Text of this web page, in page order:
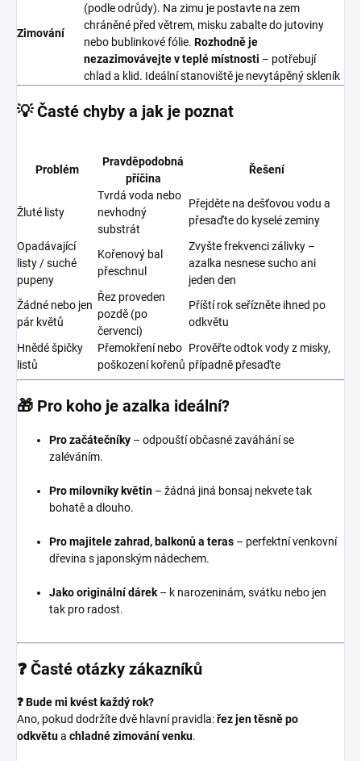
Zimování
(podle odrůdy). Na zimu je postavte na zem
chráněné před větrem, misku zabalte do jutoviny
nebo bublinkové fólie. Rozhodně je
nezazimovávejte v teplé místnosti – potřebují
chlad a klid. Ideální stanoviště je nevytápěný skleník
💡 Časté chyby a jak je poznat
Problém
Pravděpodobná
příčina
Řešení
Žluté listy
Tvrdá voda nebo
nevhodný
substrát
Přejděte na dešťovou vodu a
přesaďte do kyselé zeminy
Opadávající
listy / suché
pupeny
Kořenový bal
přeschnul
Zvyšte frekvenci zálivky –
azalka nesnese sucho ani
jeden den
Žádné nebo jen
pár květů
Řez proveden
pozdě (po
červenci)
Příští rok seřízněte ihned po
odkvětu
Hnědé špičky
listů
Přemokření nebo
poškození kořenů
Prověřte odtok vody z misky,
případně přesaďte
🎁 Pro koho je azalka ideální?
Pro začátečníky – odpouští občasné zaváhání se
zaléváním.
Pro milovníky květin – žádná jiná bonsaj nekvete tak
bohatě a dlouho.
Pro majitele zahrad, balkonů a teras – perfektní venkovní
dřevina s japonským nádechem.
Jako originální dárek – k narozeninám, svátku nebo jen
tak pro radost.
❓ Časté otázky zákazníků
❓ Bude mi kvést každý rok?
Ano, pokud dodržíte dvě hlavní pravidla:řez jen těsně po
odkvětua chladné zimování venku.